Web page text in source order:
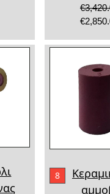
8